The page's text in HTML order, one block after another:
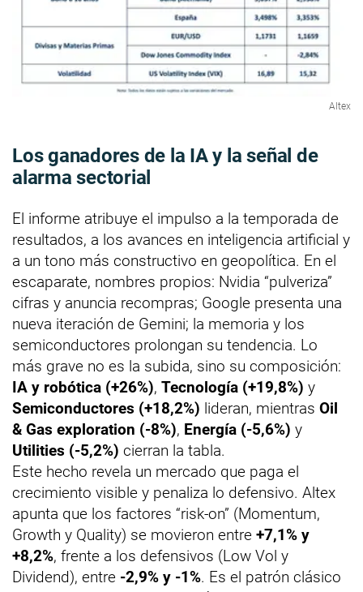
Altex
Los ganadores de la IA y la señal de
alarma sectorial
El informe atribuye el impulso a la temporada de
resultados, a los avances en inteligencia artificial y
a un tono más constructivo en geopolítica. En el
escaparate, nombres propios: Nvidia “pulveriza”
cifras y anuncia recompras; Google presenta una
nueva iteración de Gemini; la memoria y los
semiconductores prolongan su tendencia. Lo
más grave no es la subida, sino su composición:
IA y robótica (+26%), Tecnología (+19,8%) y
Semiconductores (+18,2%) lideran, mientras Oil
& Gas exploration (-8%), Energía (-5,6%) y
Utilities (-5,2%) cierran la tabla.
Este hecho revela un mercado que paga el
crecimiento visible y penaliza lo defensivo. Altex
apunta que los factores “risk-on” (Momentum,
Growth y Quality) se movieron entre +7,1% y
+8,2%, frente a los defensivos (Low Vol y
Dividend), entre -2,9% y -1%. Es el patrón clásico